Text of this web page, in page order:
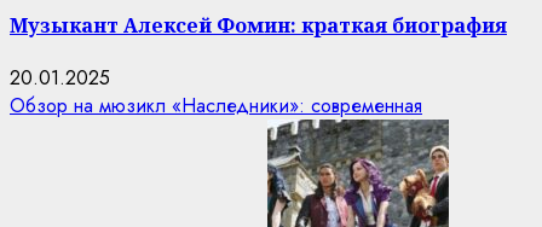
Музыкант Алексей Фомин: краткая биография
20.01.2025
Обзор на мюзикл «Наследники»: современная